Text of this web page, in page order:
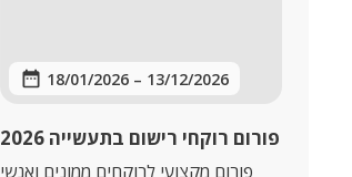
18/01/2026– 13/12/2026
פורום רוקחי רישום בתעשייה 2026
פורום מקצועי לרוקחים ממונים ואנשי